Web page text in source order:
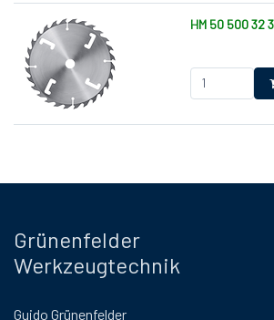
HM 50 500 32
Grünenfelder
Werkzeugtechnik
Guido Grünenfelder